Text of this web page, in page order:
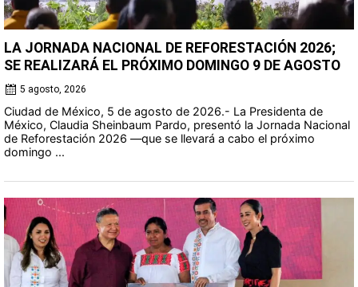
LA JORNADA NACIONAL DE REFORESTACIÓN 2026;
SE REALIZARÁ EL PRÓXIMO DOMINGO 9 DE AGOSTO
5 agosto, 2026
Ciudad de México, 5 de agosto de 2026.- La Presidenta de
México, Claudia Sheinbaum Pardo, presentó la Jornada Nacional
de Reforestación 2026 —que se llevará a cabo el próximo
domingo ...